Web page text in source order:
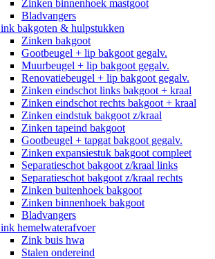
Zinken binnenhoek mastgoot
Bladvangers
bakgoten & hulpstukken
Zinken bakgoot
Gootbeugel + lip bakgoot gegalv.
Muurbeugel + lip bakgoot gegalv.
Renovatiebeugel + lip bakgoot gegalv.
Zinken eindschot links bakgoot + kraal
Zinken eindschot rechts bakgoot + kraal
Zinken eindstuk bakgoot z/kraal
Zinken tapeind bakgoot
Gootbeugel + tapgat bakgoot gegalv.
Zinken expansiestuk bakgoot compleet
Separatieschot bakgoot z/kraal links
Separatieschot bakgoot z/kraal rechts
Zinken buitenhoek bakgoot
Zinken binnenhoek bakgoot
Bladvangers
hemelwaterafvoer
Zink buis hwa
Stalen ondereind